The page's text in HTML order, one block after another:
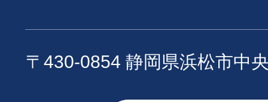
〒430-0854 静岡県浜松市中